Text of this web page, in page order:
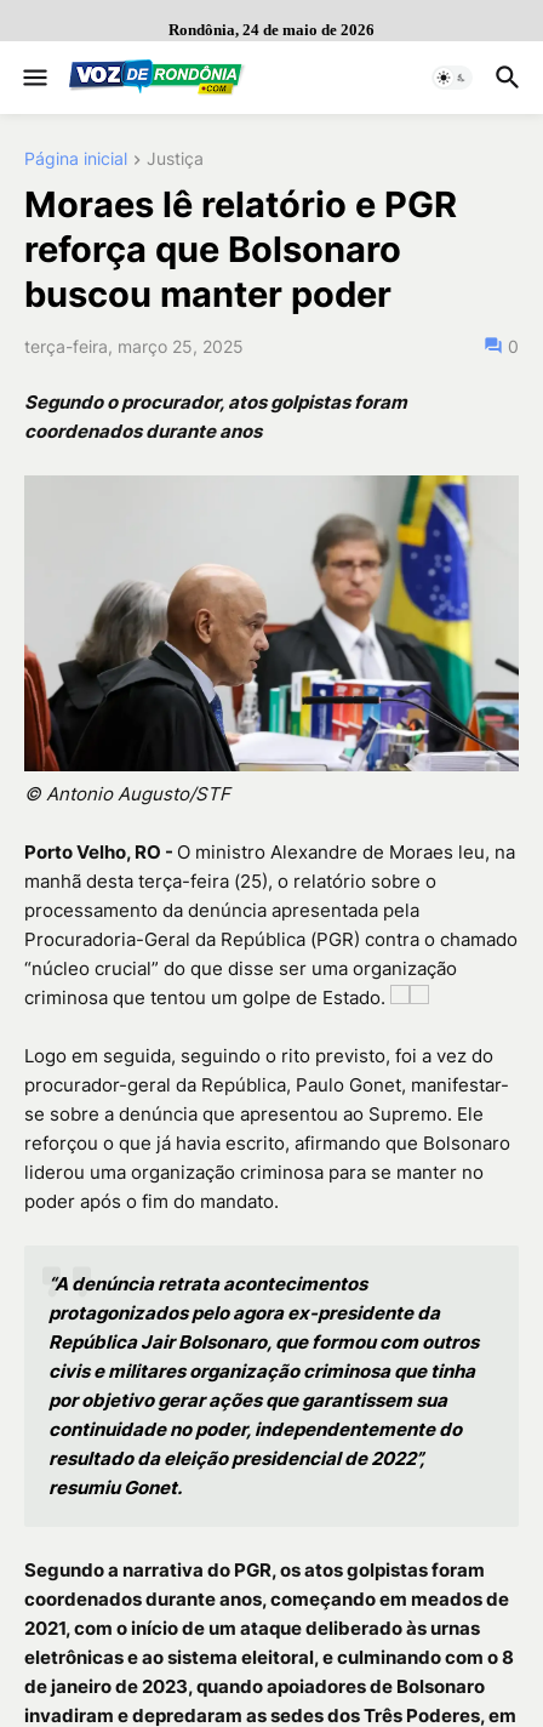
Rondônia, 24 de maio de 2026
Página inicial Justiça
Moraes lê relatório e PGR
reforça que Bolsonaro
buscou manter poder
terça-feira, março 25, 2025 0
Segundo o procurador, atos golpistas foram
coordenados durante anos
© Antonio Augusto/STF
Porto Velho, RO - O ministro Alexandre de Moraes leu, na
manhã desta terça-feira (25), o relatório sobre o
processamento da denúncia apresentada pela
Procuradoria-Geral da República (PGR) contra o chamado
“núcleo crucial” do que disse ser uma organização
criminosa que tentou um golpe de Estado.
Logo em seguida, seguindo o rito previsto, foi a vez do
procurador-geral da República, Paulo Gonet, manifestar-
se sobre a denúncia que apresentou ao Supremo. Ele
reforçou o que já havia escrito, afirmando que Bolsonaro
liderou uma organização criminosa para se manter no
poder após o fim do mandato.
“A denúncia retrata acontecimentos
protagonizados pelo agora ex-presidente da
República Jair Bolsonaro, que formou com outros
civis e militares organização criminosa que tinha
por objetivo gerar ações que garantissem sua
continuidade no poder, independentemente do
resultado da eleição presidencial de 2022”,
resumiu Gonet.
Segundo a narrativa do PGR, os atos golpistas foram
coordenados durante anos, começando em meados de
2021, com o início de um ataque deliberado às urnas
eletrônicas e ao sistema eleitoral, e culminando com o 8
de janeiro de 2023, quando apoiadores de Bolsonaro
invadiram e depredaram as sedes dos Três Poderes, em